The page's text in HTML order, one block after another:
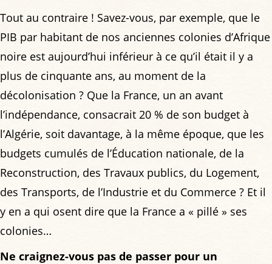
Tout au contraire ! Savez-vous, par exemple, que le
PIB par habitant de nos anciennes colonies d’Afrique
noire est aujourd’hui inférieur à ce qu’il était il y a
plus de cinquante ans, au moment de la
décolonisation ? Que la France, un an avant
l’indépendance, consacrait 20 % de son budget à
l’Algérie, soit davantage, à la même époque, que les
budgets cumulés de l’Éducation nationale, de la
Reconstruction, des Travaux publics, du Logement,
des Transports, de l’Industrie et du Commerce ? Et il
y en a qui osent dire que la France a « pillé » ses
colonies…
Ne craignez-vous pas de passer pour un